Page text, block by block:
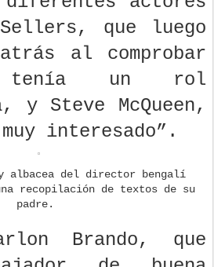
que luego
al comprobar
un rol
y Steve McQueen,
interesado”.
albacea del director bengalí
recopilación de textos de su
padre.
Brando, que